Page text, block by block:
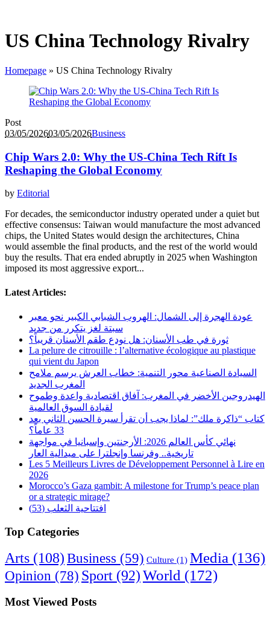
US China Technology Rivalry
Homepage » US China Technology Rivalry
Post
03/05/202603/05/2026Business
Chip Wars 2.0: Why the US-China Tech Rift Is
Reshaping the Global Economy
by Editorial
For decades, the semiconductor industry operated under a quiet but
effective consensus: Taiwan would manufacture the most advanced
chips, the United States would design the architectures, China
would assemble the final products, and the rest of the world would
buy the results. That era ended abruptly in 2025 when Washington
imposed its most aggressive export...
Latest Articles:
عودة الهجرة إلى الشمال: الهروب الشبابي الكبير نحو معبر
سبتة لغز يتكرر من جديد
ثورة في طب الأسنان: هل نودع طقم الأسنان قريباً؟
La pelure de citrouille : l’alternative écologique au plastique
qui vient du Japon
السيادة الصناعية محور التنمية: خطاب العرش يرسم ملامح
المغرب الجديد
الهيدروجين الأخضر في المغرب: آفاق اقتصادية واعدة وطموح
لقيادة السوق العالمية
كتاب “ذاكرة ملك”: لماذا يجب أن تقرأ سيرة الحسن الثاني بعد
33 عاماً؟
نهائي كأس العالم 2026: الأرجنتين وإسبانيا في مواجهة
تاريخية.. وفرنسا وإنجلترا على ميدالية العار
Les 5 Meilleurs Livres de Développement Personnel à Lire en
2026
Morocco’s Gaza gambit: A milestone for Trump’s peace plan
or a strategic mirage?
افتتاحية الثعلب (53)
Top Categories
Arts (108) Business (59) Culture (1) Media (136)
Opinion (78) Sport (92)World (172)
Most Viewed Posts